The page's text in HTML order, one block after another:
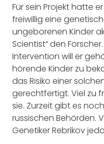
Für sein Projekt hatte
freiwillig eine
ungeborenen Kinder
Scientist“ den
Intervention will er
hörende Kinder zu
das Risiko einer
gerechtfertigt. Viel zu
sie. Zurzeit gibt es
russischen Behörden.
Genetiker Rebrikov